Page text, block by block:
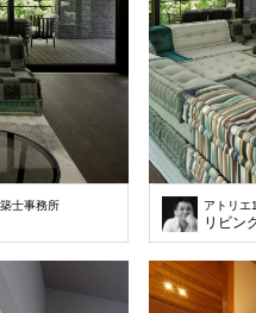
士事務所 アトリエ
リビン